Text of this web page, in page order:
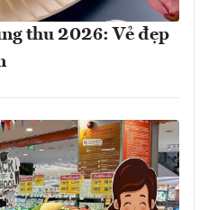
thu 2026: Vẻ đẹp